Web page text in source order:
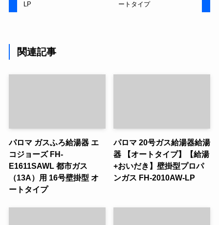
LP
ートタイプ
関連記事
パロマ ガスふろ給湯器 エ
コジョーズ FH-
E1611SAWL 都市ガス
（13A）用 16号壁掛型 オ
ートタイプ
パロマ 20号ガス給湯器給湯
器 【オートタイプ】【給湯
+おいだき】壁掛型プロパ
ンガス FH-2010AW-LP